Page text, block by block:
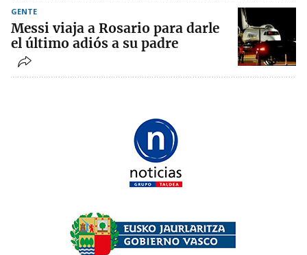
GENTE
Messi viaja a Rosario para darle
el último adiós a su padre